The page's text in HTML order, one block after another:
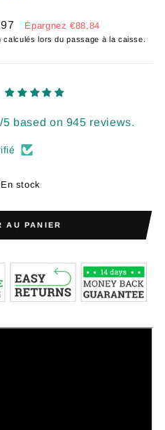
Épargnez €88,84
calculés lors du passage à la caisse.
based on 945 reviews.
En stock
AU PANIER